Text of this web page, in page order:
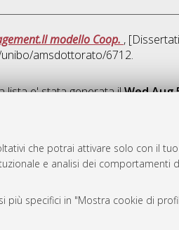
che potrai attivare solo con il
e analisi dei comportamenti
più specifici in "Mostra cookie di
modello Coop. ,
unibo/amsdottorato/6712.
lista e' stata generata ilWed Aug